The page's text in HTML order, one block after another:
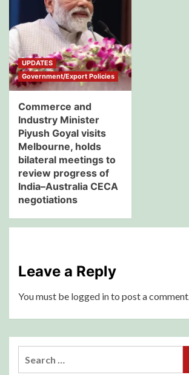
UPDATES
Government/Export Policies
Commerce and
Industry Minister
Piyush Goyal visits
Melbourne, holds
bilateral meetings to
review progress of
India–Australia CECA
negotiations
Leave a Reply
You must be logged into post a comment.